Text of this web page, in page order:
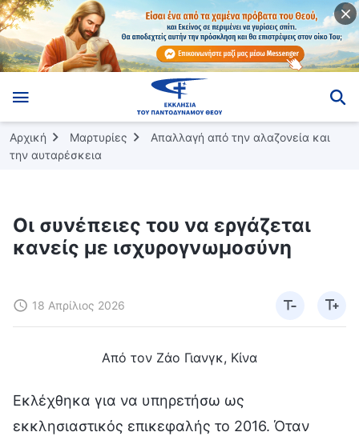
Αρχική Μαρτυρίες
Απαλλαγή από την αλαζονεία και
την αυταρέσκεια
Οι συνέπειες του να εργάζεται
κανείς με ισχυρογνωμοσύνη
18 Απρίλιος 2026
Από τον Ζάο Γιανγκ, Κίνα
Εκλέχθηκα για να υπηρετήσω ως
εκκλησιαστικός επικεφαλής το 2016. Όταν